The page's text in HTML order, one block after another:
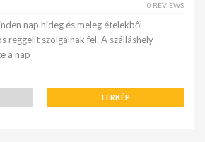
0 REVIEWS
nap hideg és meleg ételekből
reggelit szolgálnak fel. A szálláshely
a nap
TERKÉP